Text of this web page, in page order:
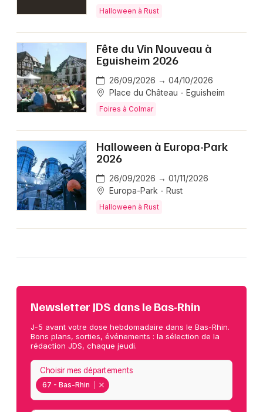
Halloween à Rust
Fête du Vin Nouveau à
Eguisheim 2026
26/09/2026 → 04/10/2026
Place du Château - Eguisheim
Foires à Colmar
Halloween à Europa-Park
2026
26/09/2026 → 01/11/2026
Europa-Park - Rust
Halloween à Rust
Newsletter JDS dans le Bas-Rhin
J-5 avant votre dose hebdomadaire dans le Bas-Rhin.
Bons plans, sorties, événements : la sélection de la
rédaction JDS, chaque jeudi.
67 - Bas-Rhin
Choisir mes départements